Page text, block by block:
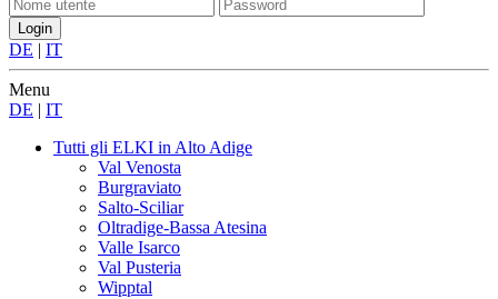
DE | IT
Menu
DE | IT
Tutti gli ELKI in Alto Adige
Val Venosta
Burgraviato
Salto-Sciliar
Oltradige-Bassa Atesina
Valle Isarco
Val Pusteria
Wipptal